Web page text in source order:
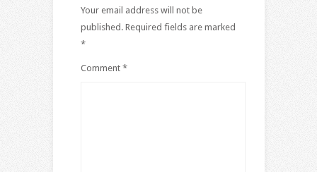
Your email address will not be
published. Required fields are marked
*
Comment *